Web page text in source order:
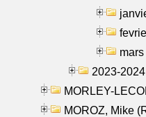
mars
2023-2024
MORLEY-
MOROZ, Mike